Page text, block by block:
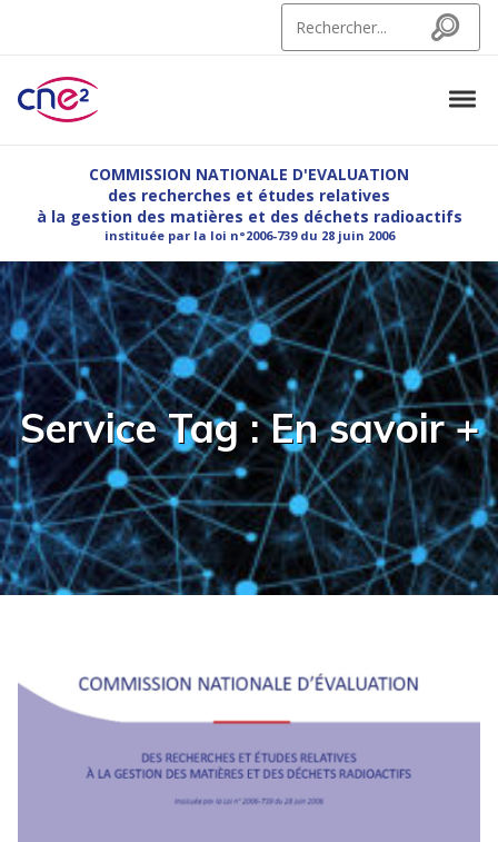
Search
CNE2
COMMISSION NATIONALE D'EVALUATION
des recherches et études relatives
à la gestion des matières et des déchets radioactifs
instituée par la loi n°2006-739 du 28 juin 2006
Service Tag :En savoir +